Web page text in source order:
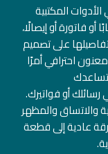
المكتبية
فاتورة أو إيصالًا،
على تصميم
احترافي أمرًا
تساعدك
أو فواتيرك.
والاتساق والمظهر
عادية إلى قطعة